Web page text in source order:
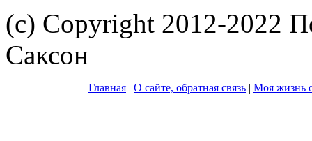
(с) Copyright 2012-2022
Саксон
Главная | О сайте, обратная связь | Моя жизнь